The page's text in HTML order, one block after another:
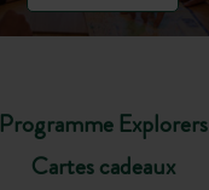
Programme Explorers
Cartes cadeaux